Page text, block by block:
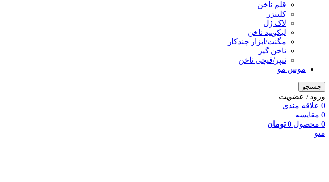
قلم ناخن
کلینزر
لاک ژل
لیکوييد ناخن
مگنت/ابزار چندکار
ناخن گیر
نیپر/قیچی ناخن
موس مو
جستجو
ورود / عضویت
0 علاقه مندی
0 مقایسه
0 محصول 0 تومان
منو